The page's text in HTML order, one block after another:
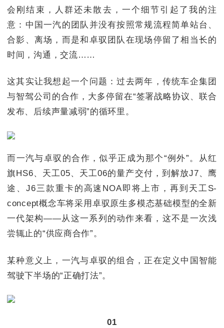
会刚结束，人群还未散去，一个细节引起了我的注
意：中国一汽的团队并没有按照常规流程简单站台、
合影、离场，而是和卓驭团队在现场停留了相当长的
时间，沟通，交流……
这其实让我想起一个问题：过去两年，传统车企集团
与智驾公司的合作，大多停留在“签署战略协议、联合
发布、后续声量减弱”的循环里。
而一汽与卓驭的合作，似乎正成为那个“例外”。从红
旗HS6、天工05、天工06的量产交付，到解放J7、鹰
途、J6三款重卡的高速NOA即将上市，再到天工S-
concept概念车将采用卓驭原生多模态基础模型的全新
一代架构——从这一系列的动作来看，这不是一次浅
尝辄止的“供应商合作”。
某种意义上，一汽与卓驭的组合，正在定义中国智能
驾驶下半场的“正确打法”。
01